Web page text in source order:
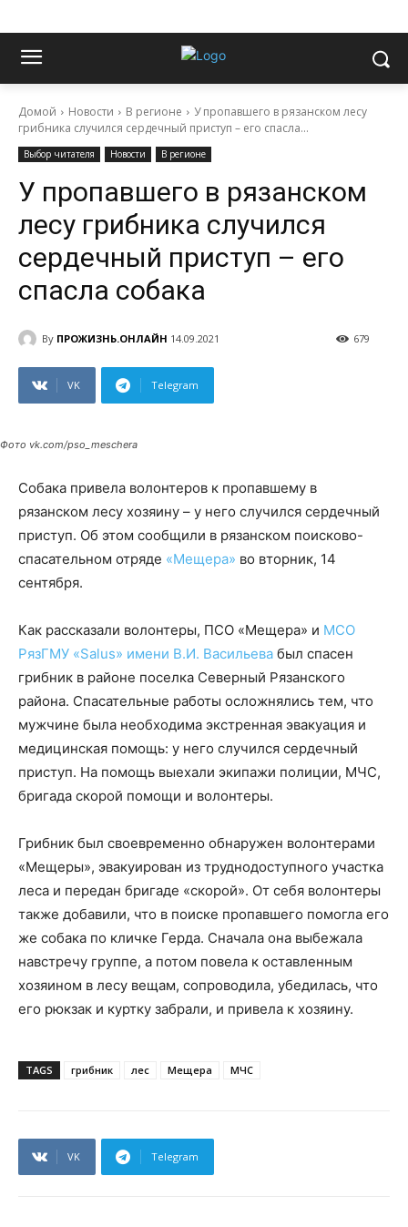
Домой Новости В регионе
У пропавшего в рязанском лесу
грибника случился сердечный приступ – его спасла...
Выбор читателя Новости В регионе
У пропавшего в рязанском
лесу грибника случился
сердечный приступ – его
спасла собака
By ПРОЖИЗНЬ.ОНЛАЙН 14.09.2021 679
VK Telegram
Фото vk.com/pso_meschera
Собака привела волонтеров к пропавшему в
рязанском лесу хозяину – у него случился сердечный
приступ. Об этом сообщили в рязанском поисково-
спасательном отряде «Мещера» во вторник, 14
сентября.
Как рассказали волонтеры, ПСО «Мещера» и МСО
РязГМУ «Salus» имени В.И. Васильева был спасен
грибник в районе поселка Северный Рязанского
района. Спасательные работы осложнялись тем, что
мужчине была необходима экстренная эвакуация и
медицинская помощь: у него случился сердечный
приступ. На помощь выехали экипажи полиции, МЧС,
бригада скорой помощи и волонтеры.
Грибник был своевременно обнаружен волонтерами
«Мещеры», эвакуирован из труднодоступного участка
леса и передан бригаде «скорой». От себя волонтеры
также добавили, что в поиске пропавшего помогла его
же собака по кличке Герда. Сначала она выбежала
навстречу группе, а потом повела к оставленным
хозяином в лесу вещам, сопроводила, убедилась, что
его рюкзак и куртку забрали, и привела к хозяину.
TAGS грибник лес Мещера МЧС
VK Telegram